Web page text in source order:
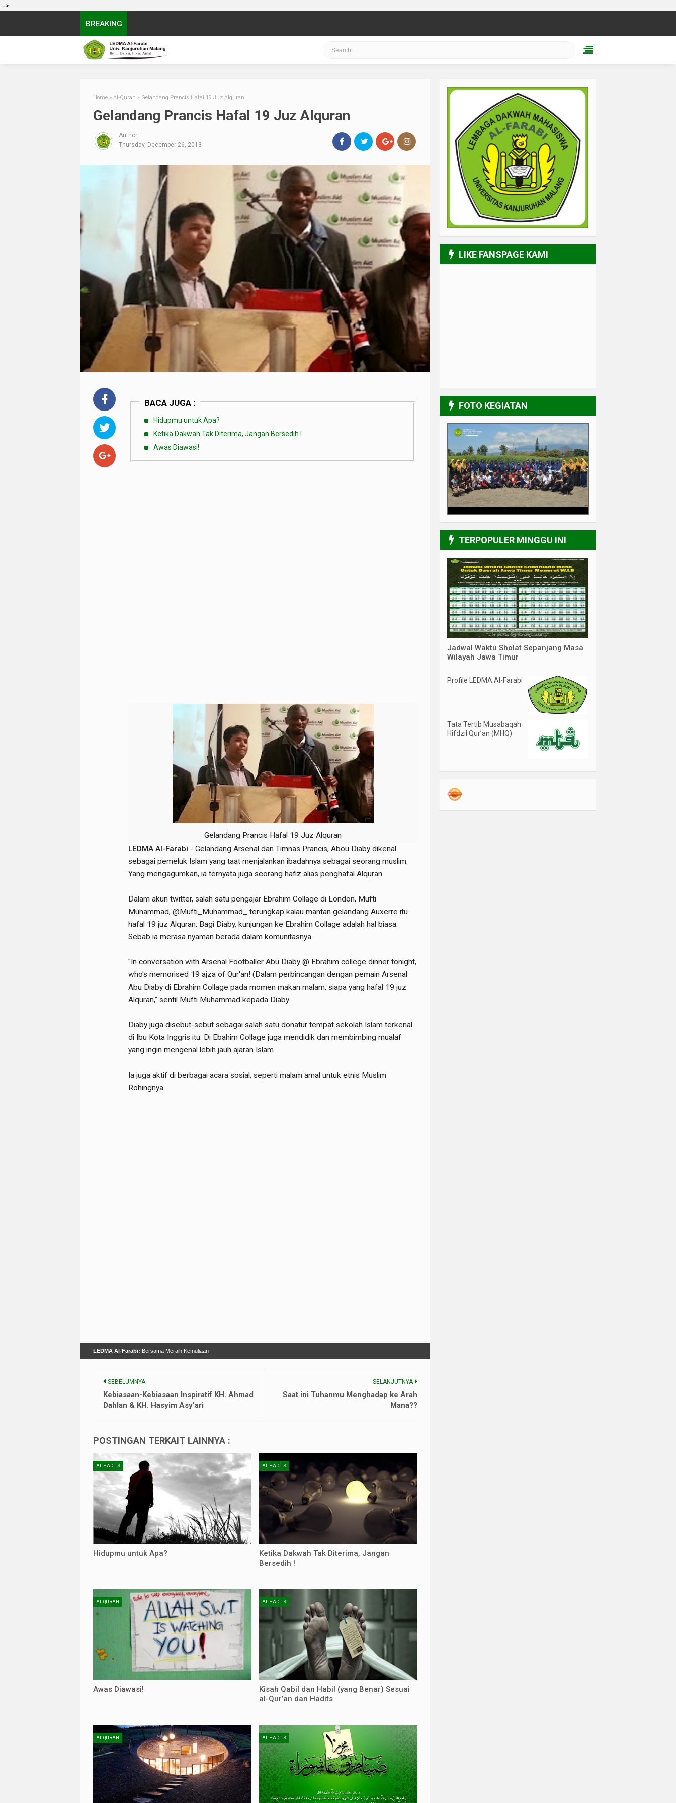
-->
BREAKING
Home » Al-Quran » Gelandang Prancis Hafal 19 Juz Alquran
Gelandang Prancis Hafal 19 Juz Alquran
Author
Thursday, December 26, 2013
BACA JUGA :
Hidupmu untuk Apa?
Ketika Dakwah Tak Diterima, Jangan Bersedih !
Awas Diawasi!
Gelandang Prancis Hafal 19 Juz Alquran
LEDMA Al-Farabi - Gelandang Arsenal dan Timnas Prancis, Abou Diaby dikenal
sebagai pemeluk Islam yang taat menjalankan ibadahnya sebagai seorang muslim.
Yang mengagumkan, ia ternyata juga seorang hafiz alias penghafal Alquran
Dalam akun twitter, salah satu pengajar Ebrahim Collage di London, Mufti
Muhammad, @Mufti_Muhammad_ terungkap kalau mantan gelandang Auxerre itu
hafal 19 juz Alquran. Bagi Diaby, kunjungan ke Ebrahim Collage adalah hal biasa.
Sebab ia merasa nyaman berada dalam komunitasnya.
"In conversation with Arsenal Footballer Abu Diaby @ Ebrahim college dinner tonight,
who's memorised 19 ajza of Qur'an! (Dalam perbincangan dengan pemain Arsenal
Abu Diaby di Ebrahim Collage pada momen makan malam, siapa yang hafal 19 juz
Alquran," sentil Mufti Muhammad kepada Diaby.
Diaby juga disebut-sebut sebagai salah satu donatur tempat sekolah Islam terkenal
di Ibu Kota Inggris itu. Di Ebahim Collage juga mendidik dan membimbing mualaf
yang ingin mengenal lebih jauh ajaran Islam.
Ia juga aktif di berbagai acara sosial, seperti malam amal untuk etnis Muslim
Rohingnya
LEDMA Al-Farabi: Bersama Meraih Kemuliaan
SELANJUTNYA
Saat ini Tuhanmu Menghadap ke Arah
Mana??
SEBELUMNYA
Kebiasaan-Kebiasaan Inspiratif KH. Ahmad
Dahlan & KH. Hasyim Asy’ari
POSTINGAN TERKAIT LAINNYA :
AL-HADITS
Hidupmu untuk Apa?
AL-HADITS
Ketika Dakwah Tak Diterima, Jangan
Bersedih !
AL-QURAN
Awas Diawasi!
AL-HADITS
Kisah Qabil dan Habil (yang Benar) Sesuai
al-Qur’an dan Hadits
AL-QURAN AL-HADITS
LIKE FANSPAGE KAMI
FOTO KEGIATAN
3/6
TERPOPULER MINGGU INI
Jadwal Waktu Sholat Sepanjang Masa
Wilayah Jawa Timur
Profile LEDMA Al-Farabi
Tata Tertib Musabaqah
Hifdzil Qur’an (MHQ)